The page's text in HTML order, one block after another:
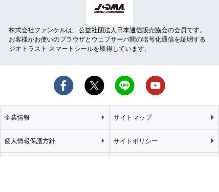
株式会社ファンケルは、 公益社団法人日本通信販売協会の会員です。
お客様がお使いのブラウザとウェブサーバ間の暗号化通信を証明する
ジオトラスト スマートシールを取得しています。
企業情報 サイトマップ
個人情報保護方針 サイトポリシー